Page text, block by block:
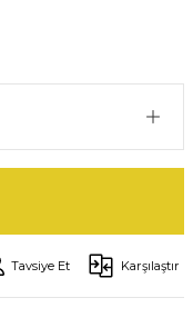
Tavsiye Et Karşılaştır